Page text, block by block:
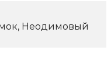
Неодимовый